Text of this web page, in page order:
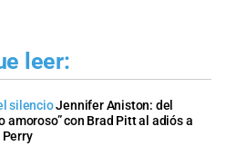
leer:
silencioJennifer Aniston: del
amoroso” con Brad Pitt al adiós a